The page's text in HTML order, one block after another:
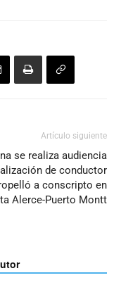
Artículo siguiente
se realiza audiencia
de conductor
a conscripto en
Alerce-Puerto Montt